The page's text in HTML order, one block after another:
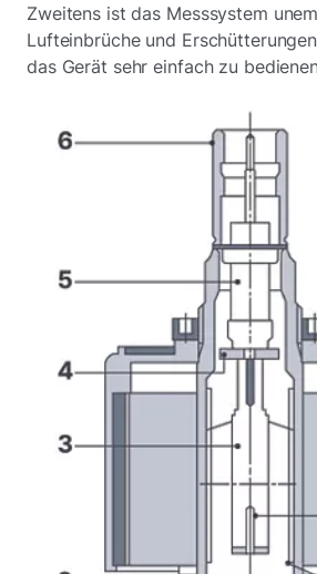
Zweitens ist das Messsystem
Lufteinbrüche und
das Gerät sehr einfach zu